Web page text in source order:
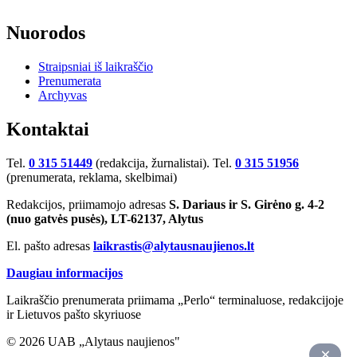
Nuorodos
Straipsniai iš laikraščio
Prenumerata
Archyvas
Kontaktai
Tel. 0 315 51449 (redakcija, žurnalistai). Tel. 0 315 51956
(prenumerata, reklama, skelbimai)
Redakcijos, priimamojo adresas S. Dariaus ir S. Girėno g. 4-2
(nuo gatvės pusės), LT-62137, Alytus
El. pašto adresas laikrastis@alytausnaujienos.lt
Daugiau informacijos
Laikraščio prenumerata priimama „Perlo“ terminaluose, redakcijoje
ir Lietuvos pašto skyriuose
© 2026 UAB „Alytaus naujienos"